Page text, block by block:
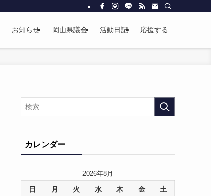
お知らせ 岡山県議会 活動日記 応援する
カレンダー
2026年8月
日 月 火 水 木 金 土